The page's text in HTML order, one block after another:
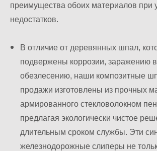
преимущества обоих материалов при
недостатков.
В отличие от деревянных шпал,
подвержены коррозии, заражению
обезлесению, наши композитные
продажи изготовлены из прочных
армированного стекловолокном
предлагая экологически чистое
длительным сроком службы. Эти
железнодорожные слиперы не